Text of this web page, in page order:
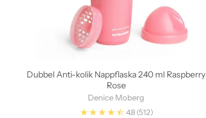
Dubbel Anti-kolik Nappflaska 240 ml Raspberry
Rose
Denice Moberg
4.8 (512)